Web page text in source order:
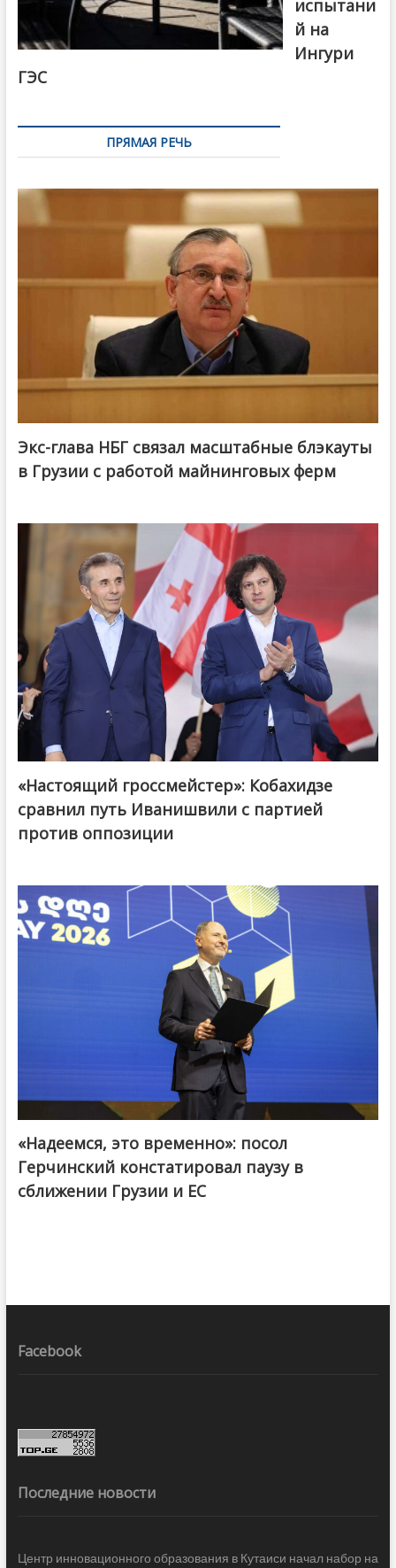
испытани
й на
Ингури
ГЭС
ПРЯМАЯ РЕЧЬ
Экс-глава НБГ связал масштабные блэкауты
в Грузии с работой майнинговых ферм
@ქართული ოცნება / Georgian Dream
«Настоящий гроссмейстер»: Кобахидзе
сравнил путь Иванишвили с партией
против оппозиции
«Надеемся, это временно»: посол
Герчинский констатировал паузу в
сближении Грузии и ЕС
Facebook
Последние новости
Центр инновационного образования в Кутаиси начал набор на